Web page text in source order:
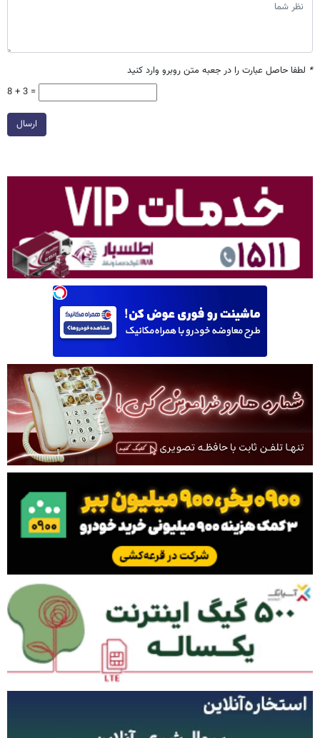
* لطفا حاصل عبارت را در جعبه متن روبرو وارد کنید
8 + 3 =
ارسال